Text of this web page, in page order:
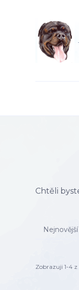
Chtěli
Nejnovější
Zobrazuji 1-4 z